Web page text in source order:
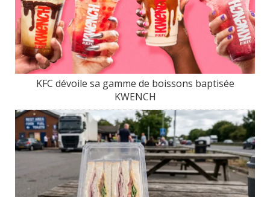
KFC dévoile sa gamme de boissons baptisée
KWENCH